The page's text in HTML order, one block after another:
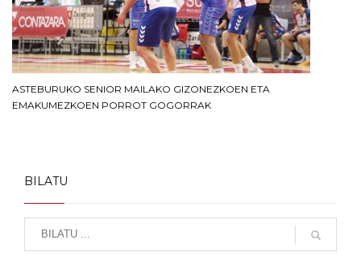
ASTEBURUKO SENIOR MAILAKO GIZONEZKOEN ETA
EMAKUMEZKOEN PORROT GOGORRAK
BILATU